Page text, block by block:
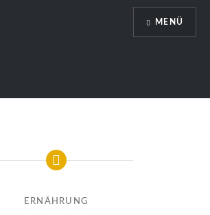
Only
MENÜ
ERNÄHRUNG